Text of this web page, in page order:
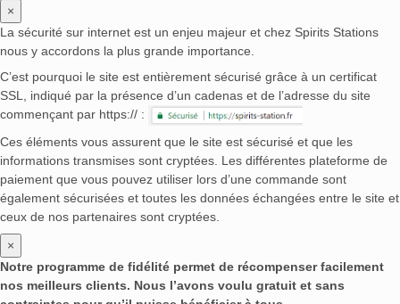
×
La sécurité sur internet est un enjeu majeur et chez Spirits Stations
nous y accordons la plus grande importance.
C’est pourquoi le site est entièrement sécurisé grâce à un certificat
SSL, indiqué par la présence d’un cadenas et de l’adresse du site
commençant par https:// :
Ces éléments vous assurent que le site est sécurisé et que les
informations transmises sont cryptées. Les différentes plateforme de
paiement que vous pouvez utiliser lors d’une commande sont
également sécurisées et toutes les données échangées entre le site et
ceux de nos partenaires sont cryptées.
×
Notre programme de fidélité permet de récompenser facilement
nos meilleurs clients. Nous l’avons voulu gratuit et sans